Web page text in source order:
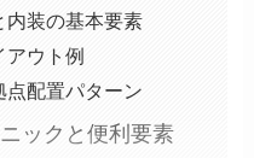
内装の基本要素
アウト例
点配置パターン
ックと便利要素